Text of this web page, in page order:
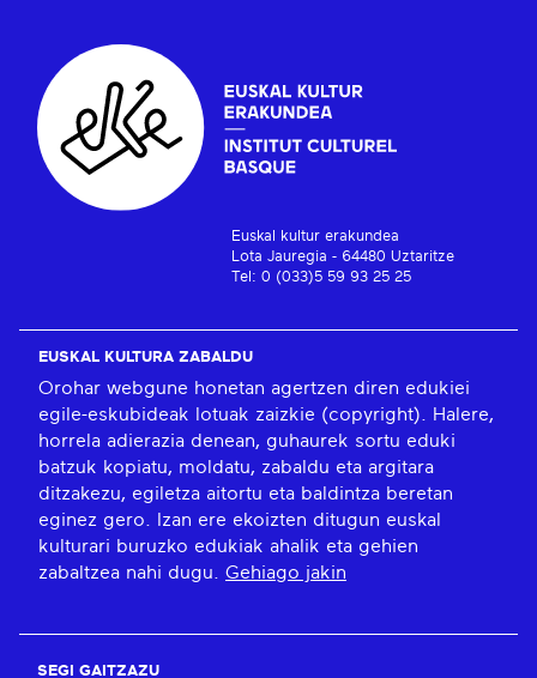
Euskal kultur erakundea
Lota Jauregia - 64480 Uztaritze
Tel: 0 (033)5 59 93 25 25
EUSKAL KULTURA ZABALDU
Orohar webgune honetan agertzen diren edukiei
egile-eskubideak lotuak zaizkie (copyright). Halere,
horrela adierazia denean, guhaurek sortu eduki
batzuk kopiatu, moldatu, zabaldu eta argitara
ditzakezu, egiletza aitortu eta baldintza beretan
eginez gero. Izan ere ekoizten ditugun euskal
kulturari buruzko edukiak ahalik eta gehien
zabaltzea nahi dugu. Gehiago jakin
SEGI GAITZAZU